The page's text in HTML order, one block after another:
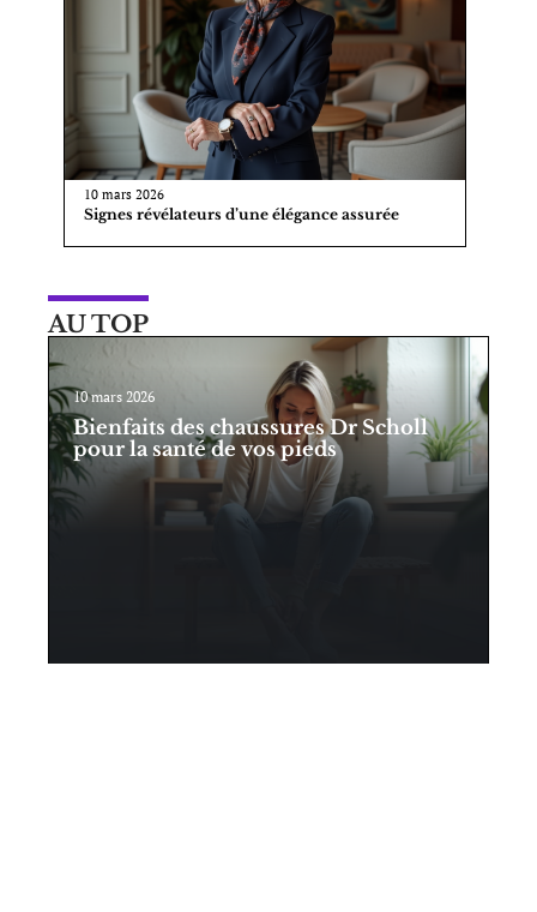
10 mars 2026
Signes révélateurs d’une élégance assurée
AU TOP
10 mars 2026
Bienfaits des chaussures Dr Scholl
pour la santé de vos pieds